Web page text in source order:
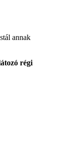
annak
régi